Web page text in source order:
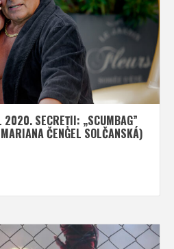
2020. SECREȚII: „SCUMBAG”
ČENGEL SOLČANSKÁ)